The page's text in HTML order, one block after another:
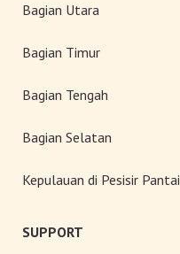
Bagian Utara
Bagian Timur
Bagian Tengah
Bagian Selatan
Kepulauan di Pesisir Pantai
SUPPORT